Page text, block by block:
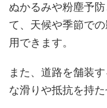
ぬかるみや粉塵予
て、天候や季節で
用できます。
また、道路を舗装
な滑りや抵抗を持